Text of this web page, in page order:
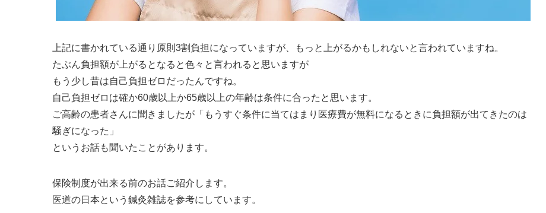
上記に書かれている通り原則3割負担になっていますが、もっと上がるかもしれないと言われていますね。
たぶん負担額が上がるとなると色々と言われると思いますが
もう少し昔は自己負担ゼロだったんですね。
自己負担ゼロは確か60歳以上か65歳以上の年齢は条件に合ったと思います。
ご高齢の患者さんに聞きましたが「もうすぐ条件に当てはまり医療費が無料になるときに負担額が出てきたのは
騒ぎになった」
というお話も聞いたことがあります。
保険制度が出来る前のお話ご紹介します。
医道の日本という鍼灸雑誌を参考にしています。